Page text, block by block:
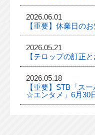
2026.06.01
【重要】休業日の
2026.05.21
【テロップの訂正と
2026.05.18
【重要】STB「ス
☆エンタメ」6月30